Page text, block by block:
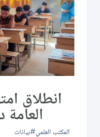
انطلاق
العامة
المكتب العلمي بيانات